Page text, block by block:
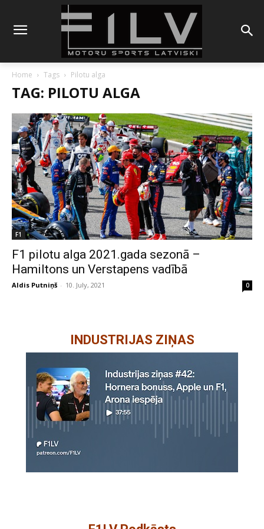
Home Tags Pilotu alga
TAG: PILOTU ALGA
F1
F1 pilotu alga 2021.gada sezonā –
Hamiltons un Verstapens vadībā
Aldis Putniņš - 10. July, 2021 0
INDUSTRIJAS ZIŅAS